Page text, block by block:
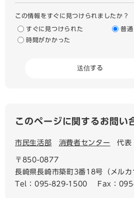
この情報をすぐに見つけられましたか？
すぐに見つけられた
普通
時間がかかった
このページに関するお問い
市民生活部 消費者センター 代表
〒850-0877
長崎県長崎市築町3番18号（メルカ
Tel：095-829-1500
Fax：